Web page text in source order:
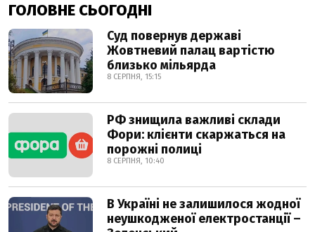
ГОЛОВНЕ СЬОГОДНІ
Суд повернув державі
Жовтневий палац вартістю
близько мільярда
8 СЕРПНЯ, 15:15
РФ знищила важливі склади
Фори: клієнти скаржаться на
порожні полиці
8 СЕРПНЯ, 10:40
В Україні не залишилося жодної
неушкодженої електростанції –